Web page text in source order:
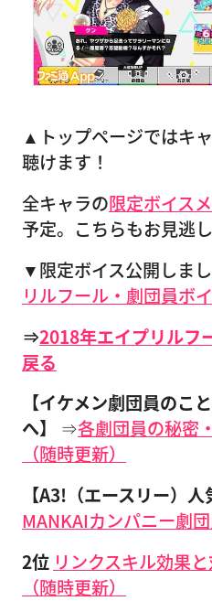
▲トップページではキ
聴けます！
全キャラの限定ボイス
予定。こちらもお見逃
▼限定ボイス公開しま
リルフール・劇団員ボ
⇒2018年エイプリルフ
戻る
【イケメン劇団員のこ
へ】
⇒各劇団員の秘密
（随時更新）
【A3!（エースリー）人
MANKAIカンパニー劇
2位 リンクスキル効果
（随時更新）